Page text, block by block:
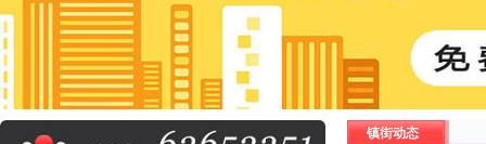
镇街动态